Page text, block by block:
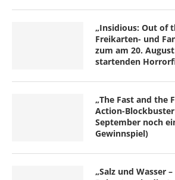
„Insidious: Out of
Freikarten- und
zum am 20.
startenden
„The Fast and the
Action-Blockbuster
September noch
Gewinnspiel)
„Salz und Wasser